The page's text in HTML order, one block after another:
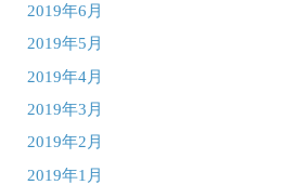
2019年6月
2019年5月
2019年4月
2019年3月
2019年2月
2019年1月